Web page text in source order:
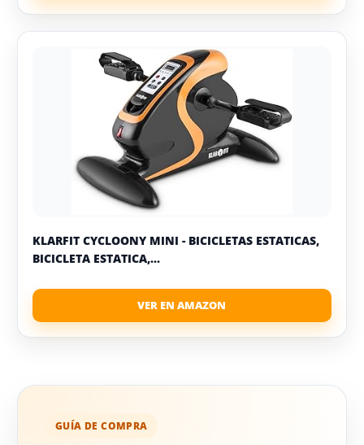
KLARFIT CYCLOONY MINI - BICICLETAS ESTATICAS,
BICICLETA ESTATICA,...
GUÍA DE COMPRA